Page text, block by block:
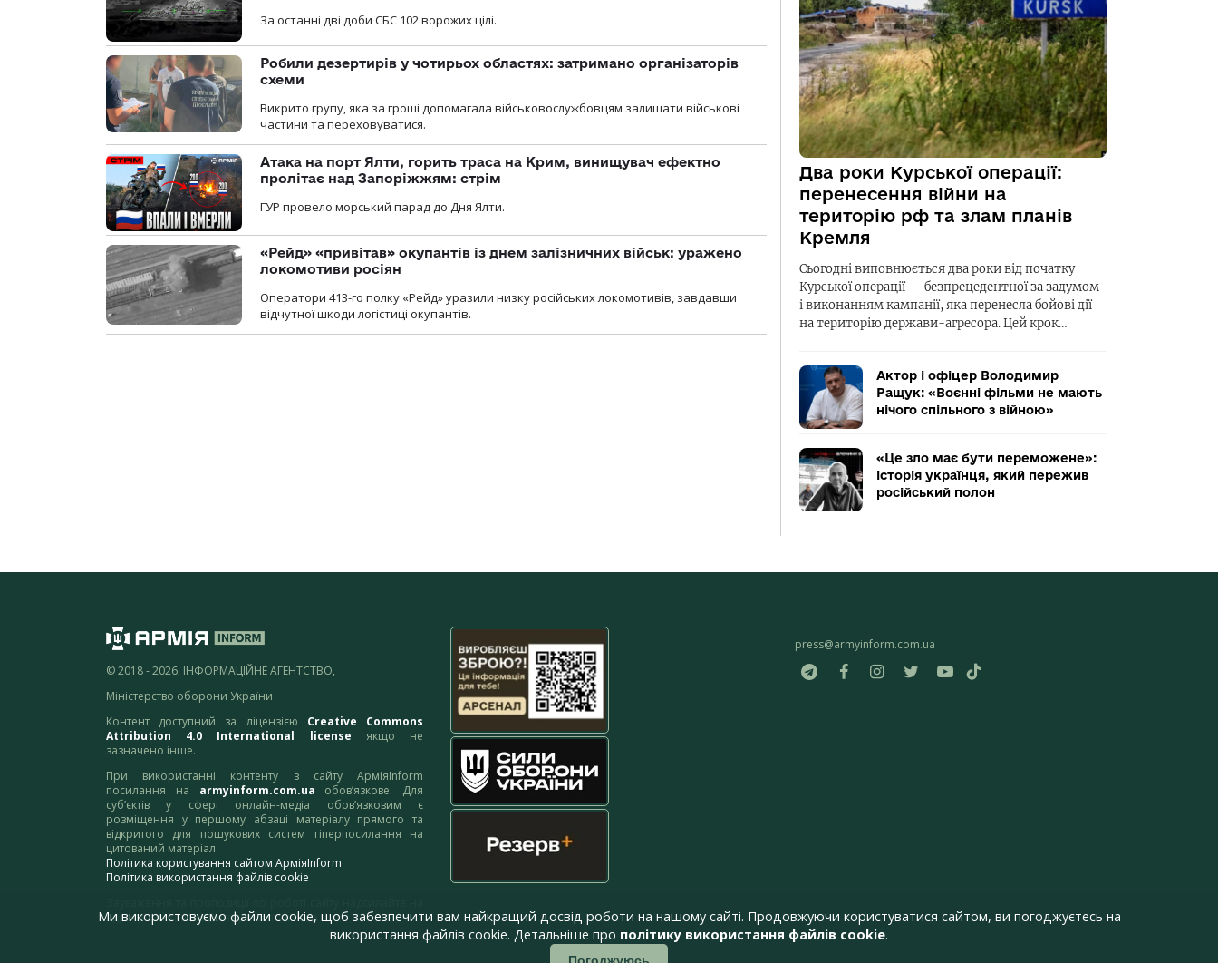
За останні дві доби СБС 102 ворожих цілі.
Робили дезертирів у чотирьох областях: затримано організаторів
схеми
Викрито групу, яка за гроші допомагала військовослужбовцям залишати військові
частини та переховуватися.
Атака на порт Ялти, горить траса на Крим, винищувач ефектно
пролітає над Запоріжжям: стрім
ГУР провело морський парад до Дня Ялти.
«Рейд» «привітав» окупантів із днем залізничних військ: уражено
локомотиви росіян
Оператори 413-го полку «Рейд» уразили низку російських локомотивів, завдавши
відчутної шкоди логістиці окупантів.
Два роки Курської операції:
перенесення війни на
територію рф та злам планів
Кремля
Сьогодні виповнюється два роки від початку
Курської операції — безпрецедентної за задумом
і виконанням кампанії, яка перенесла бойові дії
на територію держави-агресора. Цей крок…
Актор і офіцер Володимир
Ращук: «Воєнні фільми не мають
нічого спільного з війною»
«Це зло має бути переможене»:
історія українця, який пережив
російський полон
© 2018 - 2026, ІНФОРМАЦІЙНЕ АГЕНТСТВО,
Міністерство оборони України
Контент доступний за ліцензією Creative Commons
Attribution 4.0 International license якщо не
зазначено інше.
При використанні контенту з сайту АрміяInform
посилання на armyinform.com.ua обов’язкове. Для
суб’єктів у сфері онлайн-медіа обов’язковим є
розміщення у першому абзаці матеріалу прямого та
відкритого для пошукових систем гіперпосилання на
цитований матеріал.
Політика користування сайтом АрміяInform
Політика використання файлів cookie
адресу:webmaster@armyinform.com.ua
press@armyinform.com.ua
Ми використовуємо файли cookie, щоб забезпечити вам найкращий досвід роботи на нашому сайті. Продовжуючи користуватися сайтом, ви погоджуєтесь на
використання файлів cookie. Детальніше про політику використання файлів cookie.